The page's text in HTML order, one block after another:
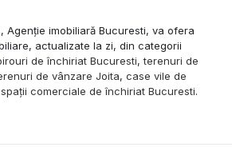
Agenție imobiliară Bucuresti, va ofera
actualizate la zi, din categorii
de închiriat Bucuresti,terenuri de
de vânzare Joita, case vile de
spații comerciale de închiriat Bucuresti.